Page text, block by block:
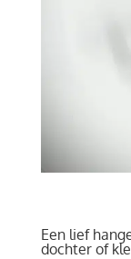
Een lief
dochter of